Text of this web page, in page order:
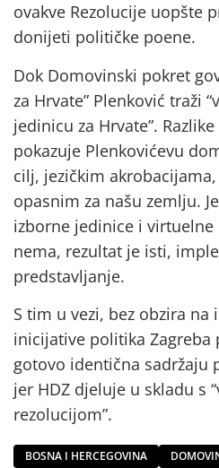
ovakve Rezolucije uopšte
donijeti političke poene.
Dok Domovinski pokret
za Hrvate” Plenković traži
jedinicu za Hrvate”.
pokazuje Plenkovićevu
cilj, jezičkim
opasnim za našu zemlju.
izborne jedinice i
nema, rezultat je isti,
predstavljanje.
S tim u vezi, bez obzira na
inicijative politika Zagreba
gotovo identična sadržaju
jer HDZ djeluje u skladu s
rezolucijom”.
BOSNA I HERCEGOVINA